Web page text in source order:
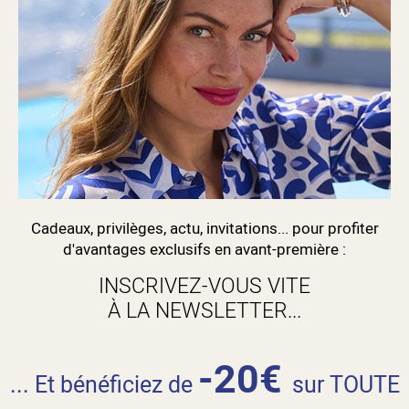
Cadeaux, privilèges, actu, invitations... pour profiter
d'avantages exclusifs en avant-première :
INSCRIVEZ-VOUS VITE
À LA NEWSLETTER...
... Et bénéficiez de -20€ sur TOUTE